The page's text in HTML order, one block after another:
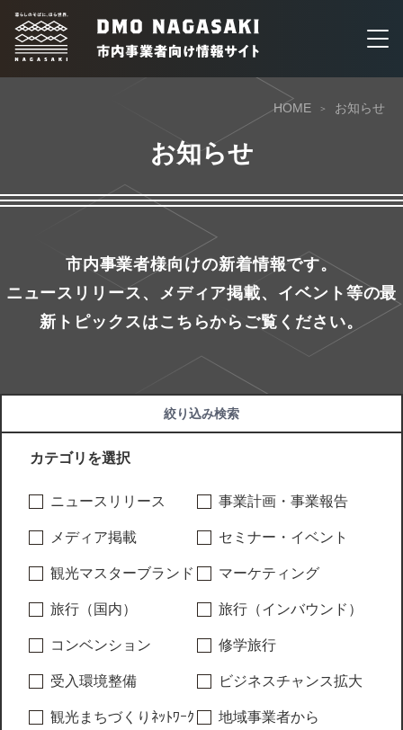
HOME お知らせ
お知らせ
市内事業者様向けの新着情報です。
ニュースリリース、メディア掲載、イベント等の最
新トピックスはこちらからご覧ください。
絞り込み検索
カテゴリを選択
ニュースリリース 事業計画・事業報告
メディア掲載 セミナー・イベント
観光マスターブランド マーケティング
旅行（国内） 旅行（インバウンド）
コンベンション 修学旅行
受入環境整備 ビジネスチャンス拡大
観光まちづくりﾈｯﾄﾜｰｸ 地域事業者から